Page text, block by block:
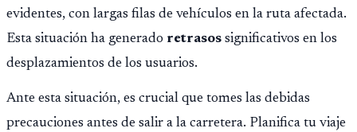
evidentes, con largas filas de vehículos en la ruta afectada.
Esta situación ha generado retrasos significativos en los
desplazamientos de los usuarios.
Ante esta situación, es crucial que tomes las debidas
precauciones antes de salir a la carretera. Planifica tu viaje